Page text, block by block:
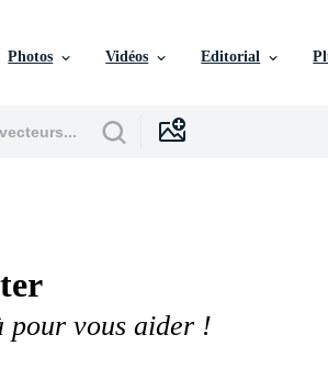
Photos Vidéos Editorial
pour vous aider !